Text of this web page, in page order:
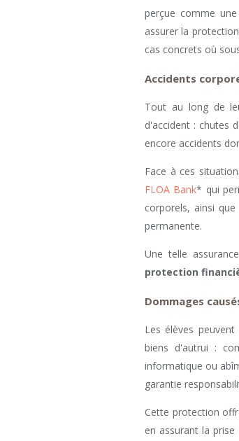
perçue comme
assurer la
cas concrets où
Accidents
Tout au long de
d'accident : chutes
encore accidents
Face à ces
FLOA Bank* qui
corporels, ainsi
permanente.
Une telle
protection
Dommages
Les élèves
biens d'autrui :
informatique ou
garantie
Cette protection
en assurant la